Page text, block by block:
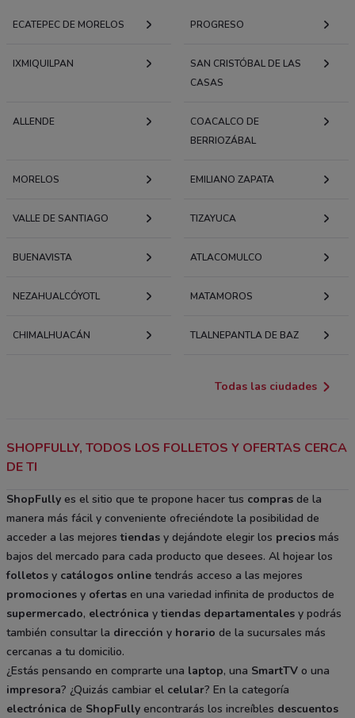
ECATEPEC DE MORELOS PROGRESO
IXMIQUILPAN
SAN CRISTÓBAL DE LAS
CASAS
ALLENDE
COACALCO DE
BERRIOZÁBAL
MORELOS EMILIANO ZAPATA
VALLE DE SANTIAGO TIZAYUCA
BUENAVISTA ATLACOMULCO
NEZAHUALCÓYOTL MATAMOROS
CHIMALHUACÁN TLALNEPANTLA DE BAZ
Todas las ciudades
SHOPFULLY, TODOS LOS FOLLETOS Y OFERTAS CERCA
DE TI
ShopFully es el sitio que te propone hacer tus compras de la
manera más fácil y conveniente ofreciéndote la posibilidad de
acceder a las mejorestiendas y dejándote elegir los precios más
bajos del mercado para cada producto que desees. Al hojear los
folletos y catálogos online tendrás acceso a las mejores
promociones y ofertas en una variedad infinita de productos de
supermercado, electrónica ytiendas departamentales y podrás
también consultar la dirección y horario de la sucursales más
cercanas a tu domicilio.
¿Estás pensando en comprarte una laptop, una SmartTV o una
impresora? ¿Quizás cambiar el celular? En la categoría
electrónica de ShopFully encontrarás los increíbles descuentos